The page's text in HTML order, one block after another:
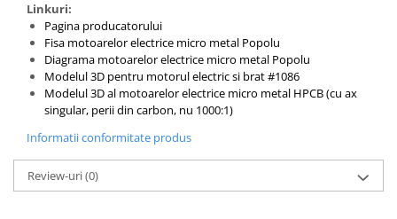
Linkuri:
Pagina producatorului
Fisa motoarelor electrice micro metal Popolu
Diagrama motoarelor electrice micro metal Popolu
Modelul 3D pentru motorul electric si brat #1086
Modelul 3D al motoarelor electrice micro metal HPCB (cu ax
singular, perii din carbon, nu 1000:1)
Informatii conformitate produs
Review-uri(0)